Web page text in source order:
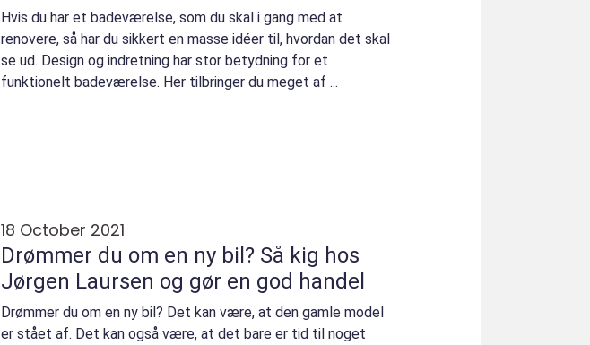
Hvis du har et badeværelse, som du skal i gang med at
renovere, så har du sikkert en masse idéer til, hvordan det skal
se ud. Design og indretning har stor betydning for et
funktionelt badeværelse. Her tilbringer du meget af ...
18 October 2021
Drømmer du om en ny bil? Så kig hos
Jørgen Laursen og gør en god handel
Drømmer du om en ny bil? Det kan være, at den gamle model
er stået af. Det kan også være, at det bare er tid til noget